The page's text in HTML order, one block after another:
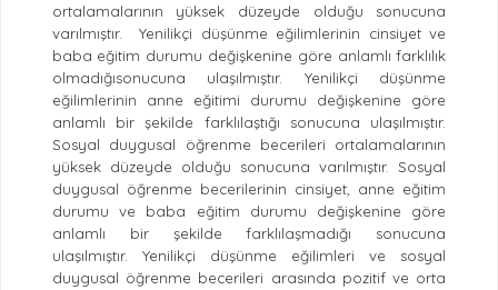
ortalamalarının yüksek düzeyde olduğu sonucuna
varılmıştır.
Yenilikçi düşünme eğilimlerinin cinsiyet ve
baba eğitim durumu değişkenine göre anlamlı farklılık
olmadığısonucuna ulaşılmıştır. Yenilikçi düşünme
eğilimlerinin anne eğitimi durumu değişkenine göre
anlamlı bir şekilde farklılaştığı sonucuna ulaşılmıştır.
Sosyal duygusal öğrenme becerileri ortalamalarının
yüksek düzeyde olduğu sonucuna varılmıştır. Sosyal
duygusal öğrenme becerilerinin cinsiyet, anne eğitim
durumu ve baba eğitim durumu değişkenine göre
anlamlı bir şekilde farklılaşmadığı sonucuna
ulaşılmıştır. Yenilikçi düşünme eğilimleri ve sosyal
duygusal öğrenme becerileri arasında pozitif ve orta